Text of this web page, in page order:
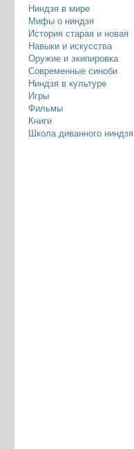
Ниндзя в мире
Мифы о ниндзя
История старая и новая
Навыки и искусства
Оружие и экипировка
Современные синоби
Ниндзя в культуре
Игры
Фильмы
Книги
Школа диванного ниндзя